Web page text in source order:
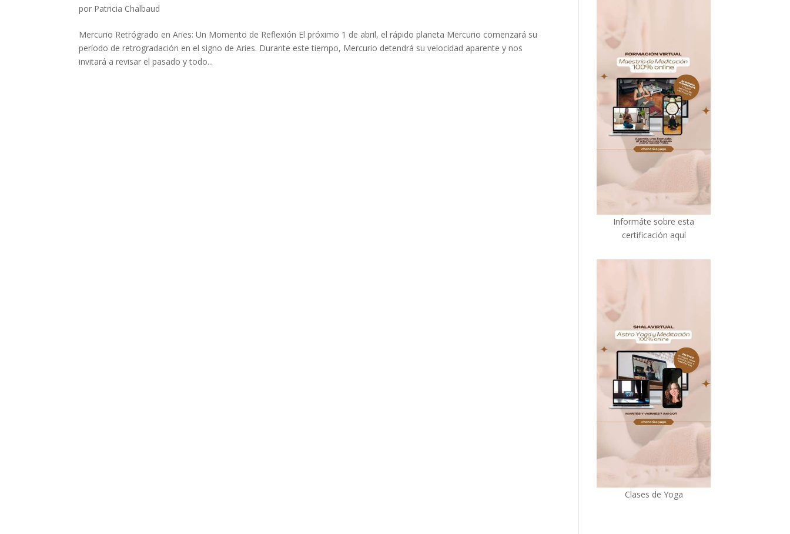
por Patricia Chalbaud
Mercurio Retrógrado en Aries: Un Momento de Reflexión El próximo 1 de abril, el rápido planeta Mercurio comenzará su
período de retrogradación en el signo de Aries. Durante este tiempo, Mercurio detendrá su velocidad aparente y nos
invitará a revisar el pasado y todo...
Informáte sobre esta
certificación aquí
Clases de Yoga